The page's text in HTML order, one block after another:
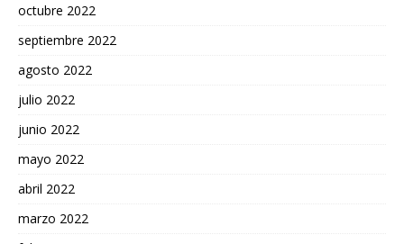
octubre 2022
septiembre 2022
agosto 2022
julio 2022
junio 2022
mayo 2022
abril 2022
marzo 2022